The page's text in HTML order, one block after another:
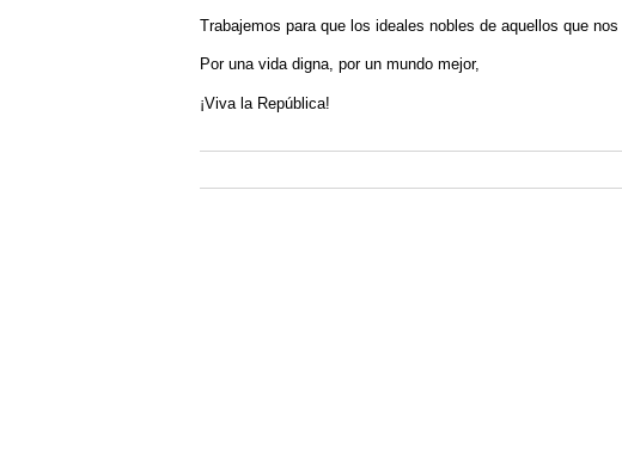
Trabajemos para que los ideales nobles de aquellos que
Por una vida digna, por un mundo mejor,
¡Viva la República!